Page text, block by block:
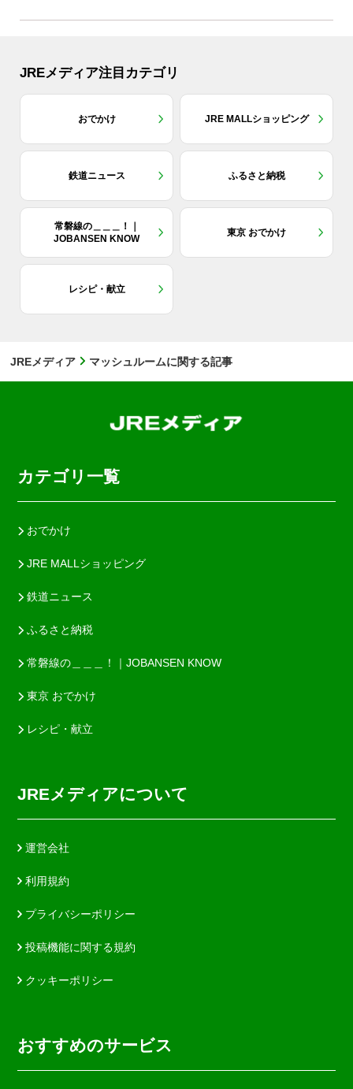
JREメディア注目カテゴリ
おでかけ JRE MALLショッピング
鉄道ニュース ふるさと納税
常磐線の＿＿＿！｜
JOBANSEN KNOW
東京 おでかけ
レシピ・献立
JREメディア マッシュルームに関する記事
カテゴリ一覧
おでかけ
JRE MALLショッピング
鉄道ニュース
ふるさと納税
常磐線の＿＿＿！｜JOBANSEN KNOW
東京 おでかけ
レシピ・献立
JREメディアについて
運営会社
利用規約
プライバシーポリシー
投稿機能に関する規約
クッキーポリシー
おすすめのサービス